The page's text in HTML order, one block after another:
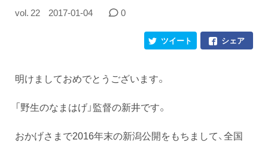
vol. 22 2017-01-04 0
シェア
ツイート
明けましておめでとうございます。
「野生のなまはげ」監督の新井です。
おかげさまで2016年末の新潟公開をもちまして、全国